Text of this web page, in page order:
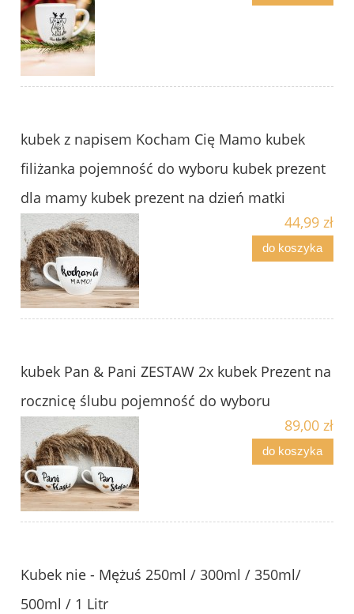
kubek z napisem Kocham Cię Mamo kubek
filiżanka pojemność do wyboru kubek prezent
dla mamy kubek prezent na dzień matki
44,99 zł
do koszyka
kubek Pan & Pani ZESTAW 2x kubek Prezent na
rocznicę ślubu pojemność do wyboru
89,00 zł
do koszyka
Kubek nie - Mężuś 250ml / 300ml / 350ml/
500ml / 1 Litr